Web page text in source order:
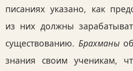
писаниях указано, как
из них должны
существованию. Брахманы
знания своим ученикам,